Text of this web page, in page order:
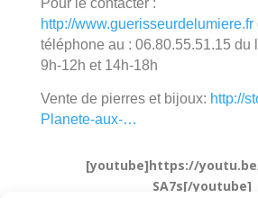
http://www.guerisseurdelumiere.fr
téléphone au : 06.80.55.51.15 du
9h-12h et 14h-18h
Vente de pierres et bijoux: http://
Planete-aux-…
[youtube]https://
SA7s[/youtube]